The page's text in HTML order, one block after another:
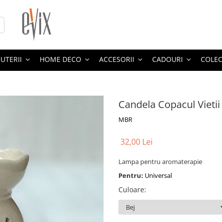
HOME DECO ACCESORII CADOURI
Candela Copacul Vietii
MBR
32,00 Lei
Lampa pentru aromaterapie
Pentru: Universal
Culoare: